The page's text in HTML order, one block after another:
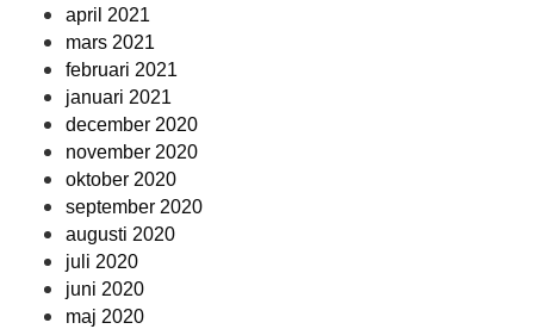
april 2021
mars 2021
februari 2021
januari 2021
december 2020
november 2020
oktober 2020
september 2020
augusti 2020
juli 2020
juni 2020
maj 2020